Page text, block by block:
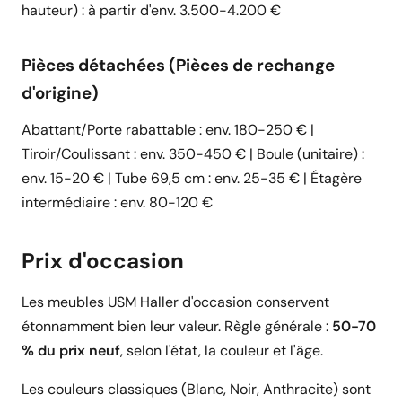
hauteur) : à partir d'env. 3.500-4.200 €
Pièces détachées (Pièces de rechange
d'origine)
Abattant/Porte rabattable : env. 180-250 € |
Tiroir/Coulissant : env. 350-450 € | Boule (unitaire) :
env. 15-20 € | Tube 69,5 cm : env. 25-35 € | Étagère
intermédiaire : env. 80-120 €
Prix d'occasion
Les meubles USM Haller d'occasion conservent
étonnamment bien leur valeur. Règle générale : 50-70
% du prix neuf, selon l'état, la couleur et l'âge.
Les couleurs classiques (Blanc, Noir, Anthracite) sont